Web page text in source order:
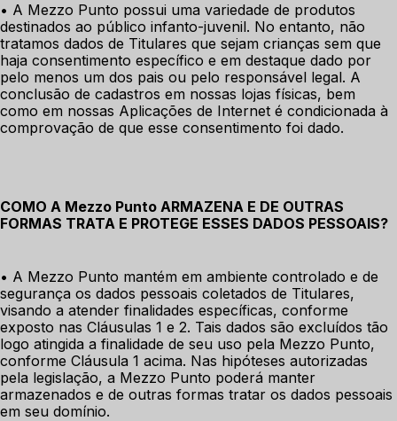
• A Mezzo Punto possui uma variedade de produtos
destinados ao público infanto-juvenil. No entanto, não
tratamos dados de Titulares que sejam crianças sem que
haja consentimento específico e em destaque dado por
pelo menos um dos pais ou pelo responsável legal. A
conclusão de cadastros em nossas lojas físicas, bem
como em nossas Aplicações de Internet é condicionada à
comprovação de que esse consentimento foi dado.
COMO A Mezzo Punto ARMAZENA E DE OUTRAS
FORMAS TRATA E PROTEGE ESSES DADOS PESSOAIS?
• A Mezzo Punto mantém em ambiente controlado e de
segurança os dados pessoais coletados de Titulares,
visando a atender finalidades específicas, conforme
exposto nas Cláusulas 1 e 2. Tais dados são excluídos tão
logo atingida a finalidade de seu uso pela Mezzo Punto,
conforme Cláusula 1 acima. Nas hipóteses autorizadas
pela legislação, a Mezzo Punto poderá manter
armazenados e de outras formas tratar os dados pessoais
em seu domínio.